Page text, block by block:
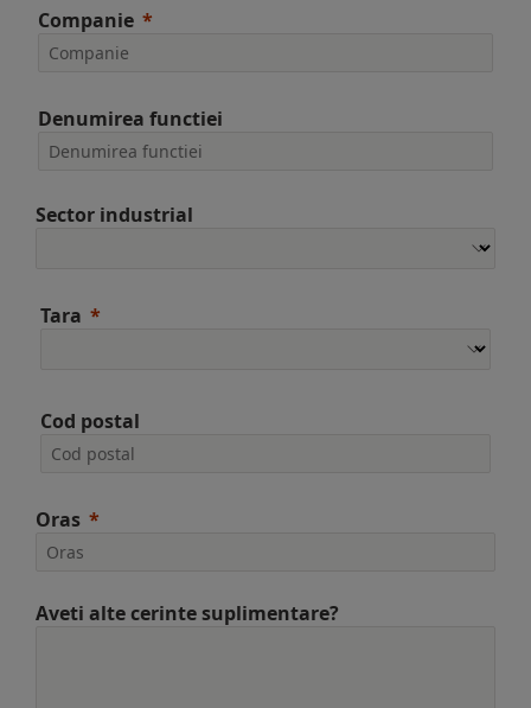
Companie
Denumirea functiei
Sector industrial
Tara
Cod postal
Oras
Aveti alte cerinte suplimentare?